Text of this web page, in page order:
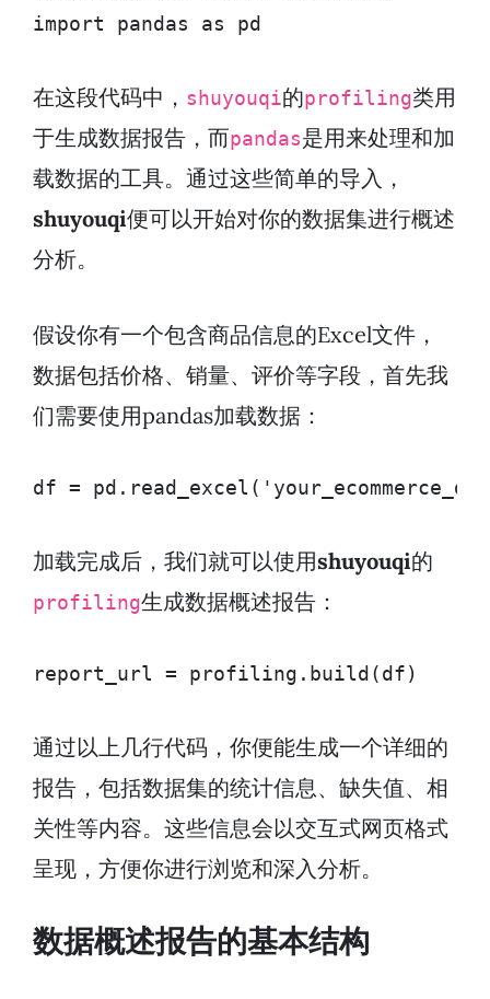
import pandas as pd
在这段代码中， shuyouqi的profiling类用
于生成数据报告，而pandas是用来处理和加
载数据的工具。通过这些简单的导入，
shuyouqi便可以开始对你的数据集进行概述
分析。
假设你有一个包含商品信息的Excel文件，
数据包括价格、销量、评价等字段，首先我
们需要使用pandas加载数据：
df =
加载完成后，我们就可以使用shuyouqi的
profiling生成数据概述报告：
通过以上几行代码，你便能生成一个详细的
报告，包括数据集的统计信息、缺失值、相
关性等内容。这些信息会以交互式网页格式
呈现，方便你进行浏览和深入分析。
数据概述报告的基本结构